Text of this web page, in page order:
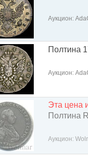
Аукцион:
Полтина
Аукцион:
Эта цена
Полтина
Аукцион: